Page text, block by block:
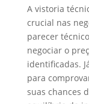
A vistoria
crucial nas
parecer
negociar o
identificadas.
para
suas chances